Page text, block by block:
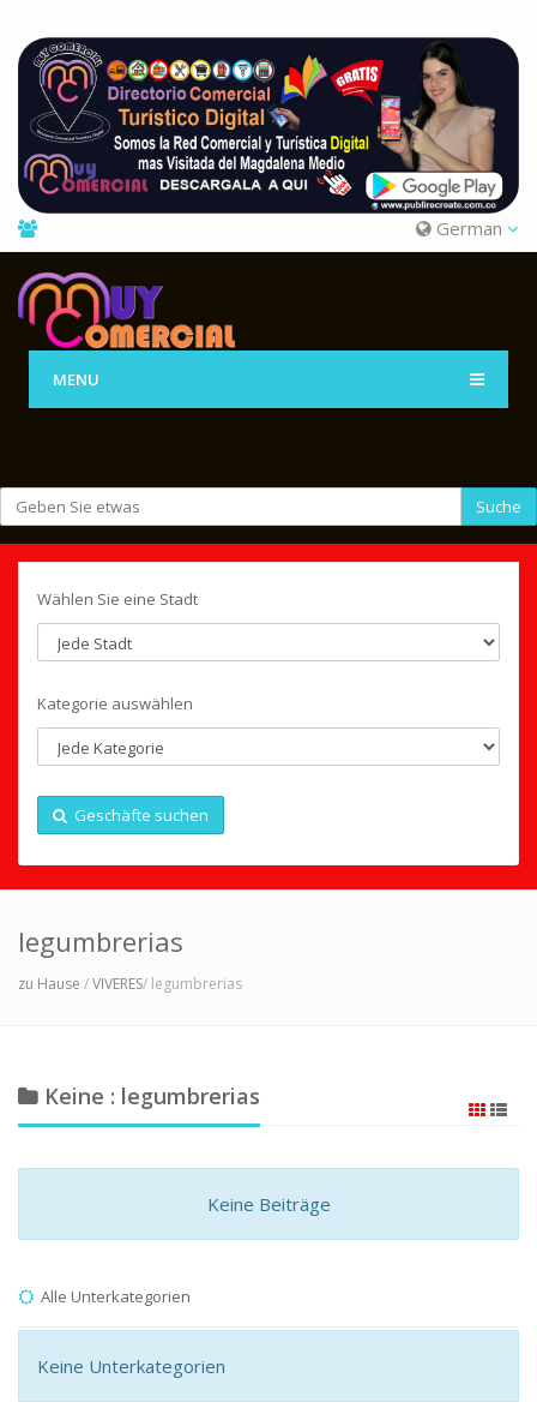
German
MENU
Suche
Wählen Sie eine Stadt
Kategorie auswählen
Geschäfte suchen
legumbrerias
zu Hause /VIVERES/ legumbrerias
Keine : legumbrerias
Keine Beiträge
Alle Unterkategorien
Keine Unterkategorien